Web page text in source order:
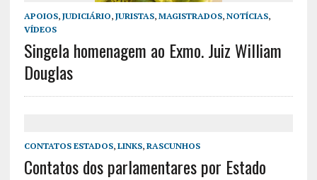
APOIOS, JUDICIÁRIO, JURISTAS, MAGISTRADOS, NOTÍCIAS,
VÍDEOS
Singela homenagem ao Exmo. Juiz William
Douglas
CONTATOS ESTADOS, LINKS, RASCUNHOS
Contatos dos parlamentares por Estado